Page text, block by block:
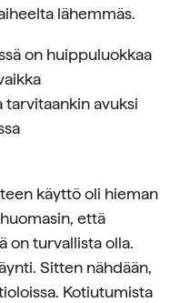
lähemmäs.
on huippuluokkaa
avuksi
käyttö oli hieman
että
on turvallista olla.
Sitten nähdään,
Kotiutumista